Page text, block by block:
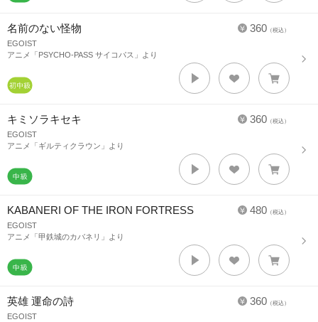
360 （税込）
名前のない怪物
EGOIST
アニメ「PSYCHO-PASS サイコパス」より
360 （税込）
キミソラキセキ
EGOIST
アニメ「ギルティクラウン」より
480 （税込）
KABANERI OF THE IRON FORTRESS
EGOIST
アニメ「甲鉄城のカバネリ」より
360 （税込）
英雄 運命の詩
EGOIST